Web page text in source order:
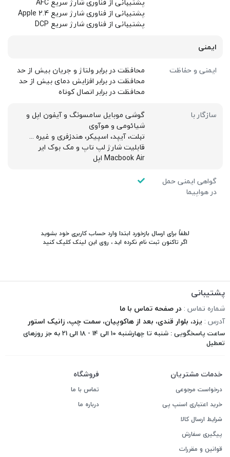
پشتیبانی از فناوری شارژ سریع Apple 2.4
پشتیبانی از فناوری شارژ سریع DCP
ایمنی
ایمنی و حفاظت
محافظت در برابر ولتاژ و جریان بیش از حد
محافظت در برابر افزایش دمای بیش از حد
محافظت در برابر اتصال کوتاه
سازگار با
گوشی موبایل سامسونگ و آیفون اپل و
شیائومی و هوآوی
تبلت، آیپد، اسپیکر، هندزفری و غیره ...
قابلیت شارژ لپ تاپ و مک بوک ایر
Macbook Air اپل
گواهی ایمنی حمل
در هواپیما
لطفاً برای ارسال بازخورد ابتدا وارد حساب کاربری خود بشوید
اگر تاکنون ثبت نام نکرده اید ، روی این لینک کلیک کنید
پشتیبانی
شماره تماس : در صفحه تماس با ما
آدرس : یزد، بلوار قندی، بعد از هاکوپیان، سمت چپ، زانیک استور
ساعت پاسخگویی : شنبه تا چهارشنبه 10 الی 14 - 18 الی 21 به جز روزهای
تعطیل
خدمات مشتریان
درخواست مرجوعی
خرید اعتباری اسنپ پی
شرایط ارسال کالا
پیگیری سفارش
قوانین و مقررات
فروشگاه
تماس با ما
درباره ما